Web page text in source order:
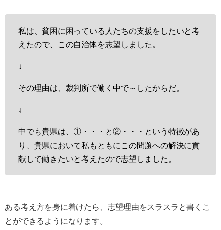
私は、貧困に困っている人たちの支援をしたいと考
えたので、この自治体を志望しました。
↓
その理由は、裁判所で働く中で～したからだ。
↓
中でも貴県は、①・・・と②・・・という特徴があ
り、貴県において私もともにこの問題への解決に貢
献して働きたいと考えたので志望しました。
ある考え方を身に着けたら、志望理由をスラスラと書くこ
とができるようになります。